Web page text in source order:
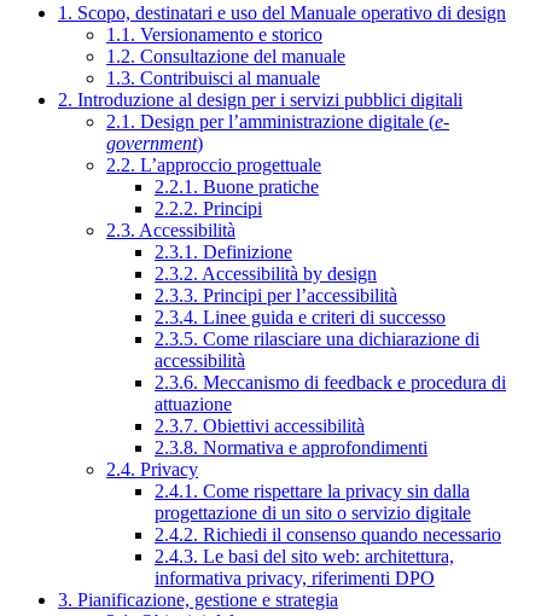
1. Scopo, destinatari e uso del Manuale operativo di design
1.1. Versionamento e storico
1.2. Consultazione del manuale
1.3. Contribuisci al manuale
2. Introduzione al design per i servizi pubblici digitali
2.1. Design per l’amministrazione digitale (e-
government)
2.2. L’approccio progettuale
2.2.1. Buone pratiche
2.2.2. Principi
2.3. Accessibilità
2.3.1. Definizione
2.3.2. Accessibilità by design
2.3.3. Principi per l’accessibilità
2.3.4. Linee guida e criteri di successo
2.3.5. Come rilasciare una dichiarazione di
accessibilità
2.3.6. Meccanismo di feedback e procedura di
attuazione
2.3.7. Obiettivi accessibilità
2.3.8. Normativa e approfondimenti
2.4. Privacy
2.4.1. Come rispettare la privacy sin dalla
progettazione di un sito o servizio digitale
2.4.2. Richiedi il consenso quando necessario
2.4.3. Le basi del sito web: architettura,
informativa privacy, riferimenti DPO
3. Pianificazione, gestione e strategia